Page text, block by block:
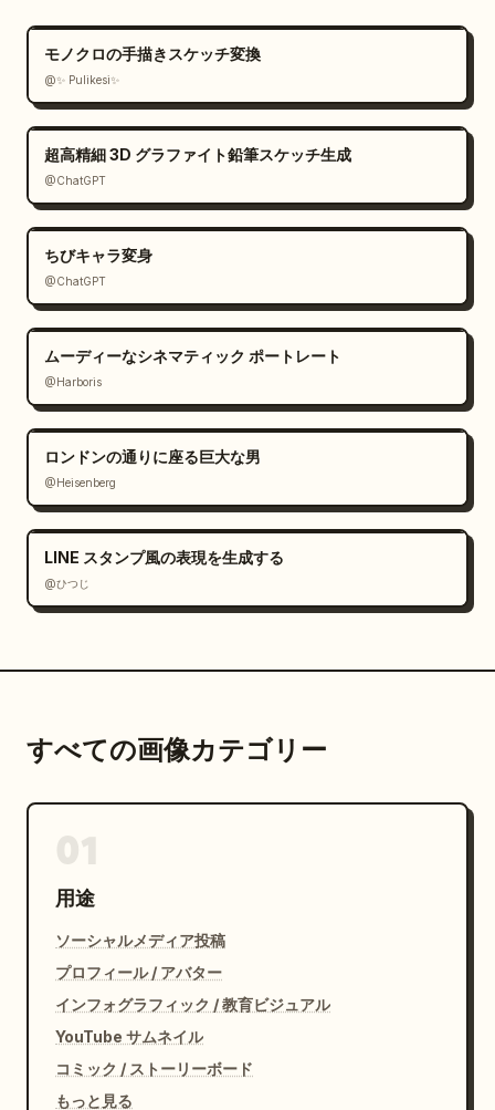
モノクロの手描きスケッチ変換
@✨ Pulikesi✨
超高精細 3D グラファイト鉛筆スケッチ生成
@ChatGPT
ちびキャラ変身
@ChatGPT
ムーディーなシネマティック ポートレート
@Harboris
ロンドンの通りに座る巨大な男
@Heisenberg
LINE スタンプ風の表現を生成する
@ひつじ
すべての画像カテゴリー
用途
ソーシャルメディア投稿
プロフィール / アバター
インフォグラフィック / 教育ビジュアル
YouTube サムネイル
コミック / ストーリーボード
もっと見る